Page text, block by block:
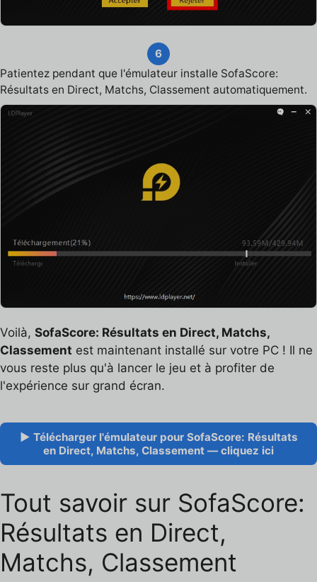
6
Patientez pendant que l'émulateur installe SofaScore:
Résultats en Direct, Matchs, Classement automatiquement.
Voilà, SofaScore: Résultats en Direct, Matchs,
Classement est maintenant installé sur votre PC ! Il ne
vous reste plus qu'à lancer le jeu et à profiter de
l'expérience sur grand écran.
▶ Télécharger l'émulateur pour SofaScore: Résultats
en Direct, Matchs, Classement — cliquez ici
Tout savoir sur SofaScore:
Résultats en Direct,
Matchs, Classement